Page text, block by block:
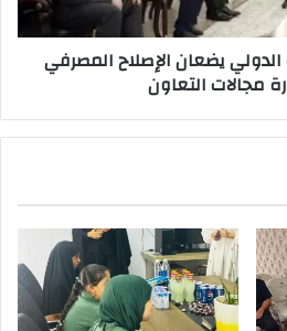
يضعان الإصلاح المصرفي
مجالات التعاون